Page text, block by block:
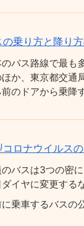
の乗り方と降り
のバス路線で最も
ほか、東京都交通
のドアから乗降
コロナウイルス
バスは3つの密
イヤに変更する
乗車するバスの